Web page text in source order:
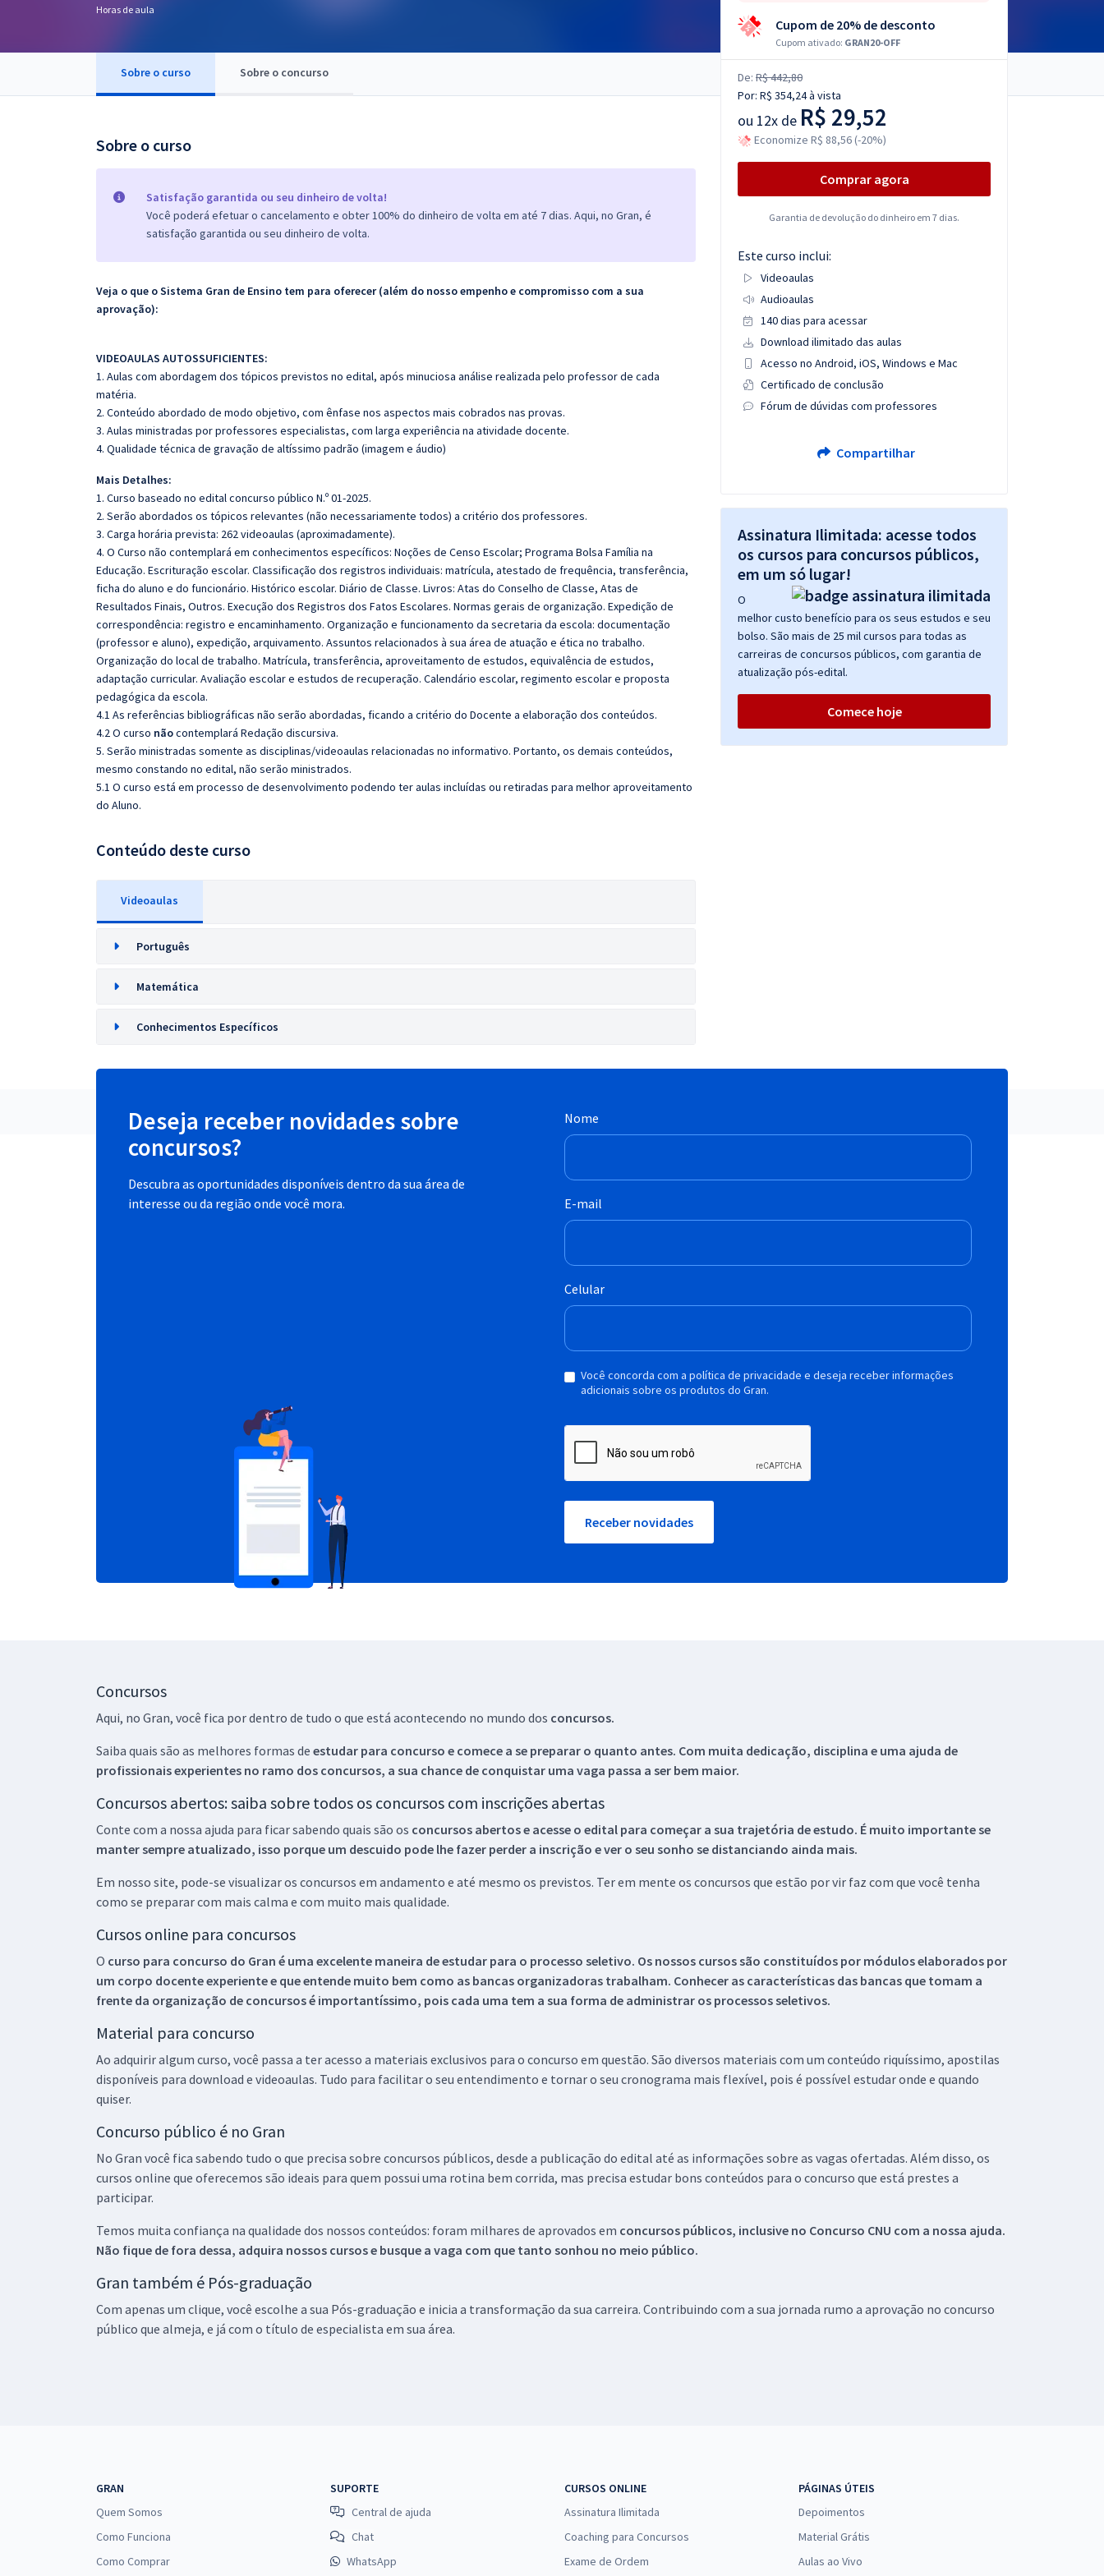
OAB
Questões grátis
Conteúdo gratuito
Horas de aula
Sobre o curso Sobre o concurso
Sobre o curso
Satisfação garantida ou seu dinheiro de volta!
Você poderá efetuar o cancelamento e obter 100% do dinheiro de volta em até 7 dias. Aqui, no Gran, é
satisfação garantida ou seu dinheiro de volta.
Veja o que o Sistema Gran de Ensino tem para oferecer (além do nosso empenho e compromisso com a sua
aprovação):
VIDEOAULAS AUTOSSUFICIENTES:
1. Aulas com abordagem dos tópicos previstos no edital, após minuciosa análise realizada pelo professor de cada
matéria.
2. Conteúdo abordado de modo objetivo, com ênfase nos aspectos mais cobrados nas provas.
3. Aulas ministradas por professores especialistas, com larga experiência na atividade docente.
4. Qualidade técnica de gravação de altíssimo padrão (imagem e áudio)
Mais Detalhes:
1. Curso baseado no edital concurso público N.º 01-2025.
2. Serão abordados os tópicos relevantes (não necessariamente todos) a critério dos professores.
3. Carga horária prevista: 262 videoaulas (aproximadamente).
4. O Curso não contemplará em conhecimentos específicos: Noções de Censo Escolar; Programa Bolsa Família na
Educação. Escrituração escolar. Classificação dos registros individuais: matrícula, atestado de frequência, transferência,
ficha do aluno e do funcionário. Histórico escolar. Diário de Classe. Livros: Atas do Conselho de Classe, Atas de
Resultados Finais, Outros. Execução dos Registros dos Fatos Escolares. Normas gerais de organização. Expedição de
correspondência: registro e encaminhamento. Organização e funcionamento da secretaria da escola: documentação
(professor e aluno), expedição, arquivamento. Assuntos relacionados à sua área de atuação e ética no trabalho.
Organização do local de trabalho. Matrícula, transferência, aproveitamento de estudos, equivalência de estudos,
adaptação curricular. Avaliação escolar e estudos de recuperação. Calendário escolar, regimento escolar e proposta
pedagógica da escola.
4.1 As referências bibliográficas não serão abordadas, ficando a critério do Docente a elaboração dos conteúdos.
4.2 O curso nãocontemplará Redação discursiva.
5. Serão ministradas somente as disciplinas/videoaulas relacionadas no informativo. Portanto, os demais conteúdos,
mesmo constando no edital, não serão ministrados.
5.1 O curso está em processo de desenvolvimento podendo ter aulas incluídas ou retiradas para melhor aproveitamento
do Aluno.
Conteúdo deste curso
Videoaulas
Português
Matemática
Conhecimentos Específicos
Cupom de 20% de desconto
Cupom ativado: GRAN20-OFF
De: R$ 442,80
Por: R$ 354,24à vista
ou 12x de R$ 29,52
Economize R$ 88,56 (-20%)
Comprar agora
Garantia de devolução do dinheiro em 7 dias.
Este curso inclui:
Videoaulas
Audioaulas
140 dias para acessar
Download ilimitado das aulas
Acesso no Android, iOS, Windows e Mac
Certificado de conclusão
Fórum de dúvidas com professores
Compartilhar
Assinatura Ilimitada: acesse todos
os cursos para concursos públicos,
em um só lugar!
O
melhor custo benefício para os seus estudos e seu
bolso. São mais de 25 mil cursos para todas as
carreiras de concursos públicos, com garantia de
atualização pós-edital.
Comece hoje
Deseja receber novidades sobre
concursos?
Descubra as oportunidades disponíveis dentro da sua área de
interesse ou da região onde você mora.
Nome
E-mail
Celular
Você concorda com a política de privacidade e deseja receber informações
adicionais sobre os produtos do Gran.
Receber novidades
Concursos
Aqui, no Gran, você fica por dentro de tudo o que está acontecendo no mundo dos concursos.
Saiba quais são as melhores formas de estudar para concurso e comece a se preparar o quanto antes. Com muita dedicação, disciplina e uma ajuda de
profissionais experientes no ramo dos concursos, a sua chance de conquistar uma vaga passa a ser bem maior.
Concursos abertos: saiba sobre todos os concursos com inscrições abertas
Conte com a nossa ajuda para ficar sabendo quais são os concursos abertos e acesse o edital para começar a sua trajetória de estudo. É muito importante se
manter sempre atualizado, isso porque um descuido pode lhe fazer perder a inscrição e ver o seu sonho se distanciando ainda mais.
Em nosso site, pode-se visualizar os concursos em andamento e até mesmo os previstos. Ter em mente os concursos que estão por vir faz com que você tenha
como se preparar com mais calma e com muito mais qualidade.
Cursos online para concursos
O curso para concurso do Gran é uma excelente maneira de estudar para o processo seletivo. Os nossos cursos são constituídos por módulos elaborados por
um corpo docente experiente e que entende muito bem como as bancas organizadoras trabalham. Conhecer as características das bancas que tomam a
frente da organização de concursos é importantíssimo, pois cada uma tem a sua forma de administrar os processos seletivos.
Material para concurso
Ao adquirir algum curso, você passa a ter acesso a materiais exclusivos para o concurso em questão. São diversos materiais com um conteúdo riquíssimo, apostilas
disponíveis para download e videoaulas. Tudo para facilitar o seu entendimento e tornar o seu cronograma mais flexível, pois é possível estudar onde e quando
quiser.
Concurso público é no Gran
No Gran você fica sabendo tudo o que precisa sobre concursos públicos, desde a publicação do edital até as informações sobre as vagas ofertadas. Além disso, os
cursos online que oferecemos são ideais para quem possui uma rotina bem corrida, mas precisa estudar bons conteúdos para o concurso que está prestes a
participar.
Temos muita confiança na qualidade dos nossos conteúdos: foram milhares de aprovados em concursos públicos, inclusive no Concurso CNU com a nossa ajuda.
Não fique de fora dessa, adquira nossos cursos e busque a vaga com que tanto sonhou no meio público.
Gran também é Pós-graduação
Com apenas um clique, você escolhe a sua Pós-graduação e inicia a transformação da sua carreira. Contribuindo com a sua jornada rumo a aprovação no concurso
público que almeja, e já com o título de especialista em sua área.
GRAN
Quem Somos
Como Funciona
Como Comprar
SUPORTE
Central de ajuda
Chat
WhatsApp
CURSOS ONLINE
Assinatura Ilimitada
Coaching para Concursos
Exame de Ordem
PÁGINAS ÚTEIS
Depoimentos
Material Grátis
Aulas ao Vivo